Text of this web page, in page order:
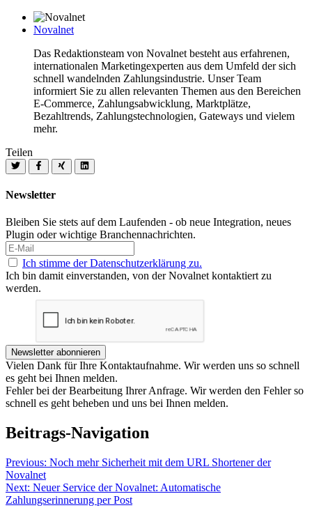
Novalnet
Das Redaktionsteam von Novalnet besteht aus erfahrenen,
internationalen Marketingexperten aus dem Umfeld der sich
schnell wandelnden Zahlungsindustrie. Unser Team
informiert Sie zu allen relevanten Themen aus den Bereichen
E-Commerce, Zahlungsabwicklung, Marktplätze,
Bezahltrends, Zahlungstechnologien, Gateways und vielem
mehr.
Teilen
Newsletter
Bleiben Sie stets auf dem Laufenden - ob neue Integration, neues
Plugin oder wichtige Branchennachrichten.
Ich stimme der Datenschutzerklärung zu.
Ich bin damit einverstanden, von der Novalnet kontaktiert zu
werden.
Newsletter abonnieren
Vielen Dank für Ihre Kontaktaufnahme. Wir werden uns so schnell
es geht bei Ihnen melden.
Fehler bei der Bearbeitung Ihrer Anfrage. Wir werden den Fehler so
schnell es geht beheben und uns bei Ihnen melden.
Beitrags-Navigation
Previous: Noch mehr Sicherheit mit dem URL Shortener der
Novalnet
Next: Neuer Service der Novalnet: Automatische
Zahlungserinnerung per Post